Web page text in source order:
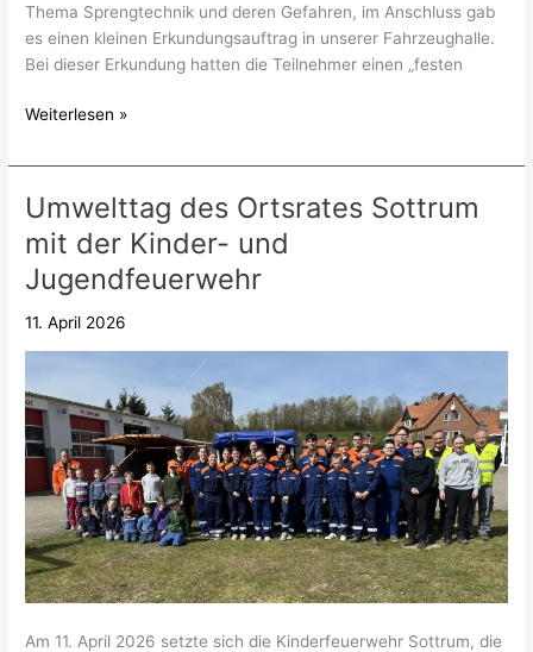
Thema Sprengtechnik und deren Gefahren, im Anschluss gab
es einen kleinen Erkundungsauftrag in unserer Fahrzeughalle.
Bei dieser Erkundung hatten die Teilnehmer einen „festen
Weiterlesen »
Umwelttag des Ortsrates Sottrum
mit der Kinder- und
Jugendfeuerwehr
11. April 2026
Am 11. April 2026 setzte sich die Kinderfeuerwehr Sottrum, die
Umwelttag
des
Ortsrates
Sottrum
der
und
Jugendfeuerwehr